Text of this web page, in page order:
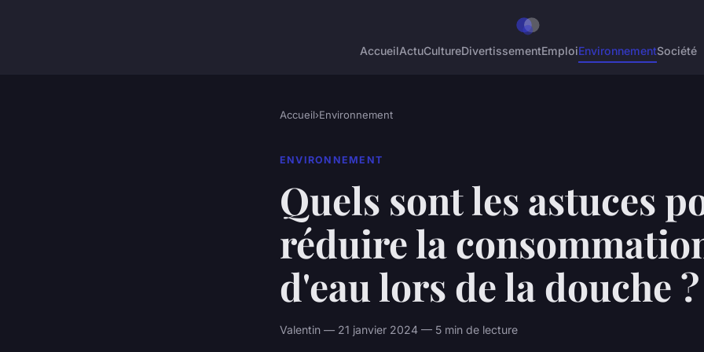
AccueilActuCultureDivertissementEmploiEnvironnementSociété
Accueil›Environnement
ENVIRONNEMENT
Quels sont les astuces
réduire la
d'eau lors de la douche ?
Valentin — 21 janvier 2024 — 5 min de lecture